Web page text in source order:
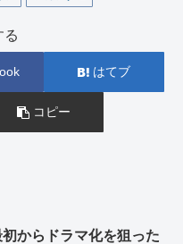
る
はてブ
コピー
からドラマ化を狙った